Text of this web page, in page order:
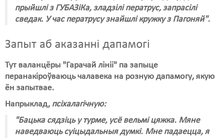
прыйшлі з ГУБАЗіКа, зладзілі ператрус, запрасілі
сведак. У час ператрусу знайшлі кружку з Пагоняй".
Запыт аб аказанні дапамогі
Тут валанцёры "Гарачай лініі" па запыце
перанакіроўваюць чалавека на розную дапамогу, якую
ён запытвае.
Напрыклад, псіхалагічную:
"Бацька сядзіць у турме, усё вельмі цяжка. Мяне
наведваюць суіцыдальныя думкі. Мне падаецца, я